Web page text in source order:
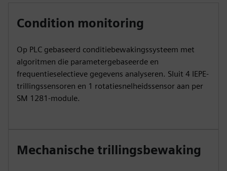
Condition monitoring
Op PLC gebaseerd conditiebewakingssysteem met
algoritmen die parametergebaseerde en
frequentieselectieve gegevens analyseren. Sluit 4 IEPE-
trillingssensoren en 1 rotatiesnelheidssensor aan per
SM 1281-module.
Mechanische trillingsbewaking